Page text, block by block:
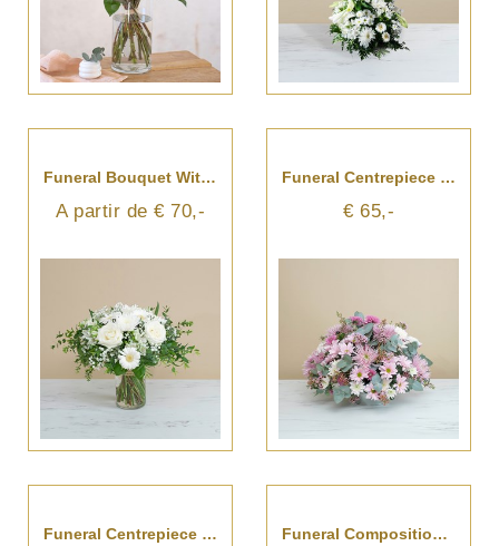
Funeral Bouquet With Roses And Gerberas
A partir de € 70,-
Funeral Centrepiece In Pink Tones
€ 65,-
Funeral Centrepiece In White Tones Funeral Composition In Delicate Pink Tones